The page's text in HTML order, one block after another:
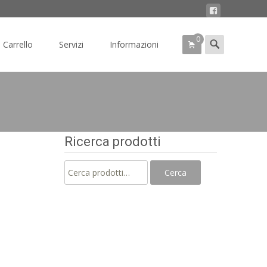
Carrello Servizi Informazioni 0
Search
for:
Ricerca prodotti
Cerca: Cerca